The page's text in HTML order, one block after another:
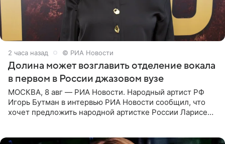
2 часа назад © РИА Новости
Долина может возглавить отделение вокала
в первом в России джазовом вузе
МОСКВА, 8 авг — РИА Новости. Народный артист РФ
Игорь Бутман в интервью РИА Новости сообщил, что
хочет предложить народной артистке России Ларисе